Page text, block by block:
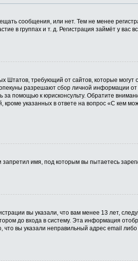
сообщения, или нет. Тем не менее
в группах и т. д. Регистрация займёт у вас
Штатов, требующий от сайтов, которые
разрешают сбор личной информации
помощью к юрисконсульту. Обратите
указанных в ответе на вопрос «С кем
имя, под которым вы пытаетесь
вы указали, что вам менее 13 лет,
до входа в систему. Эта информация
вы указали неправильный адрес email